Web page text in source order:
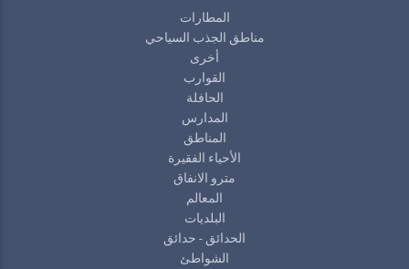
المطارات
مناطق الجذب السياحي
أخرى
القوارب
الحافلة
المدارس
المناطق
الأحياء الفقيرة
مترو الانفاق
المعالم
البلديات
الحدائق - حدائق
الشواطئ